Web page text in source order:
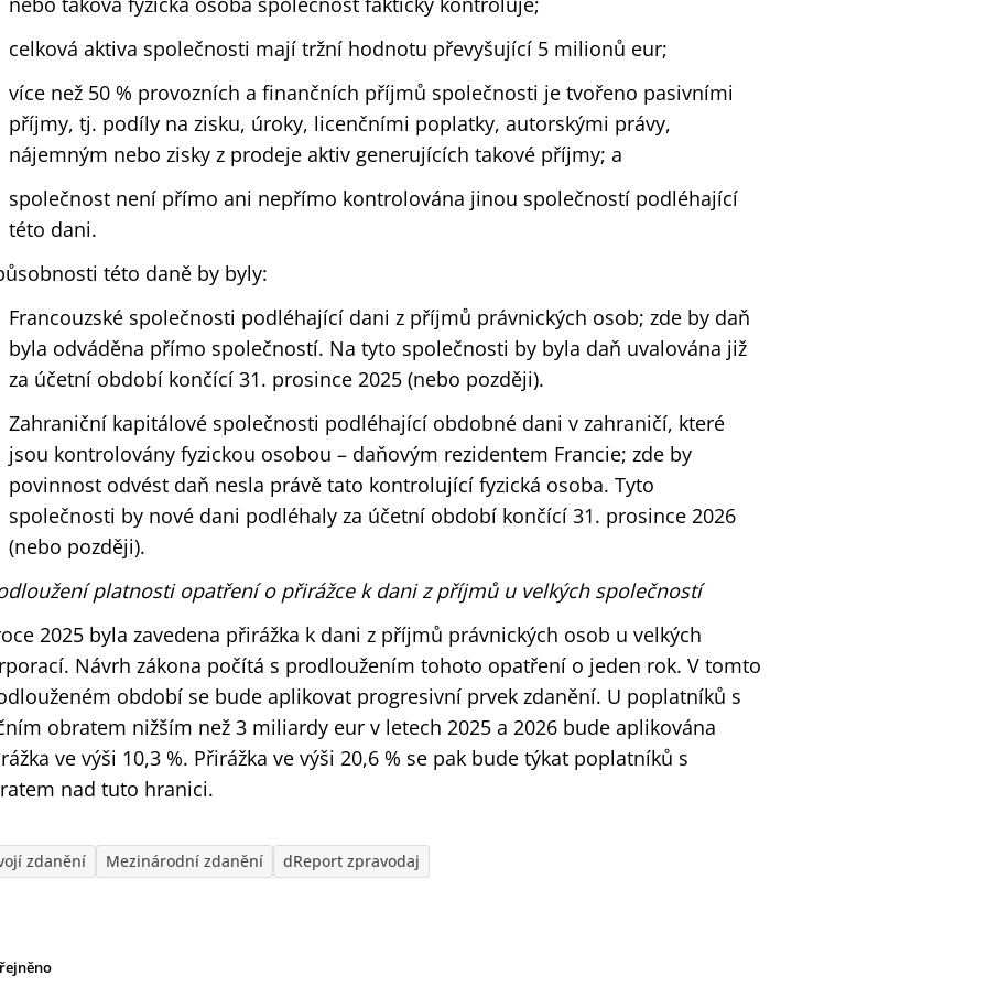
celková aktiva společnosti mají tržní hodnotu převyšující 5 milionů eur;
více než 50 % provozních a finančních příjmů společnosti je tvořeno pasivními
příjmy, tj. podíly na zisku, úroky, licenčními poplatky, autorskými právy,
nájemným nebo zisky z prodeje aktiv generujících takové příjmy; a
společnost není přímo ani nepřímo kontrolována jinou společností podléhající
této dani.
této daně by byly:
Francouzské společnosti podléhající dani z příjmů právnických osob; zde by daň
byla odváděna přímo společností. Na tyto společnosti by byla daň uvalována již
za účetní období končící 31. prosince 2025 (nebo později).
Zahraniční kapitálové společnosti podléhající obdobné dani v zahraničí, které
jsou kontrolovány fyzickou osobou – daňovým rezidentem Francie; zde by
povinnost odvést daň nesla právě tato kontrolující fyzická osoba. Tyto
společnosti by nové dani podléhaly za účetní období končící 31. prosince 2026
(nebo později).
platnosti opatření o přirážce k dani z příjmů u velkých společností
2025 byla zavedena přirážka k dani z příjmů právnických osob u velkých
Návrh zákona počítá s prodloužením tohoto opatření o jeden rok. V tomto
období se bude aplikovat progresivní prvek zdanění. U poplatníků s
obratem nižším než 3 miliardy eur v letech 2025 a 2026 bude aplikována
ve výši 10,3 %. Přirážka ve výši 20,6 % se pak bude týkat poplatníků s
nad tuto hranici.
zdanění Mezinárodní zdanění dReport zpravodaj